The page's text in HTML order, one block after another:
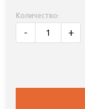
Количество:
- +